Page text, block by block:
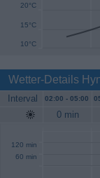
10°C
15°C
20°C
Wetter-Details
Interval 02:00 - 05:00
0 min
60 min
120 min